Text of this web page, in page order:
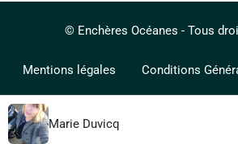
Marie Duvicq
© Enchères Océanes - Tous
Mentions légales Conditions
Barème Honoraires